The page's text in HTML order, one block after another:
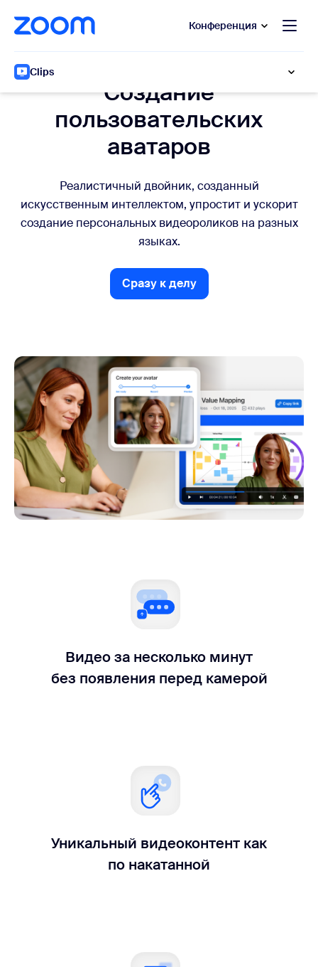
содержанию
в чат помощи Конференция
Clips
Создание
пользовательских
аватаров
Реалистичный двойник, созданный
искусственным интеллектом, упростит и ускорит
создание персональных видеороликов на разных
языках.
Сразу к делу
Сразу к делу
Видео за несколько минут
без появления перед камерой
Уникальный видеоконтент как
по накатанной